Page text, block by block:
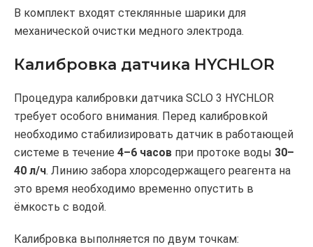
В комплект входят стеклянные шарики для
механической очистки медного электрода.
Калибровка датчика HYCHLOR
Процедура калибровки датчика SCLO 3 HYCHLOR
требует особого внимания. Перед калибровкой
необходимо стабилизировать датчик в работающей
системе в течение 4–6 часов при протоке воды 30–
40 л/ч. Линию забора хлорсодержащего реагента на
это время необходимо временно опустить в
ёмкость с водой.
Калибровка выполняется по двум точкам: